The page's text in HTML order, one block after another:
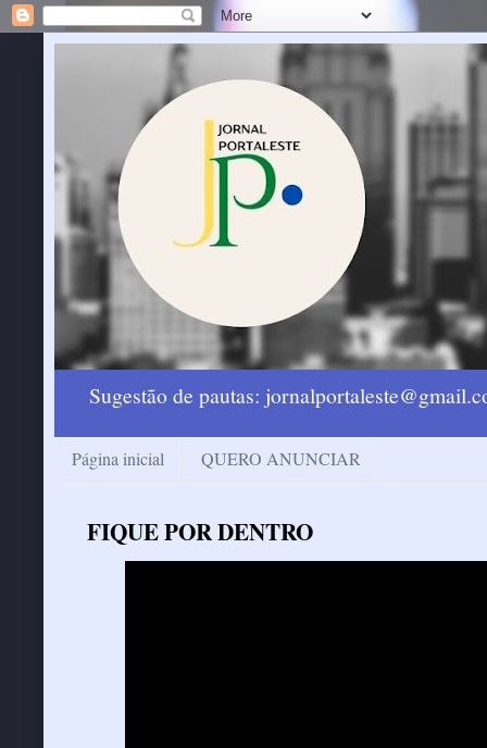
Sugestão de pautas:
Página inicial QUERO ANUNCIAR
FIQUE POR DENTRO